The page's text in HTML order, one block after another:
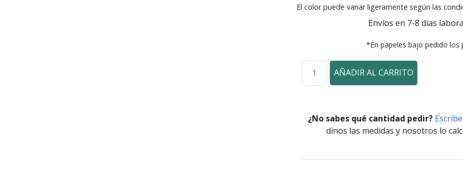
El color puede variar ligeramente según las
Envíos en 7-8 días
*En papeles bajo pedido los
AÑADIR AL CARRITO
¿No sabes qué cantidad pedir?
dinos las medidas y nosotros lo